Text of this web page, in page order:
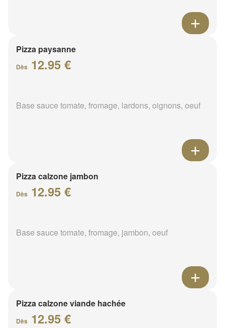
Pizza paysanne
Dès 12.95 €
Base sauce tomate, fromage, lardons, oignons, oeuf
Pizza calzone jambon
Dès 12.95 €
Base sauce tomate, fromage, jambon, oeuf
Pizza calzone viande hachée
Dès 12.95 €